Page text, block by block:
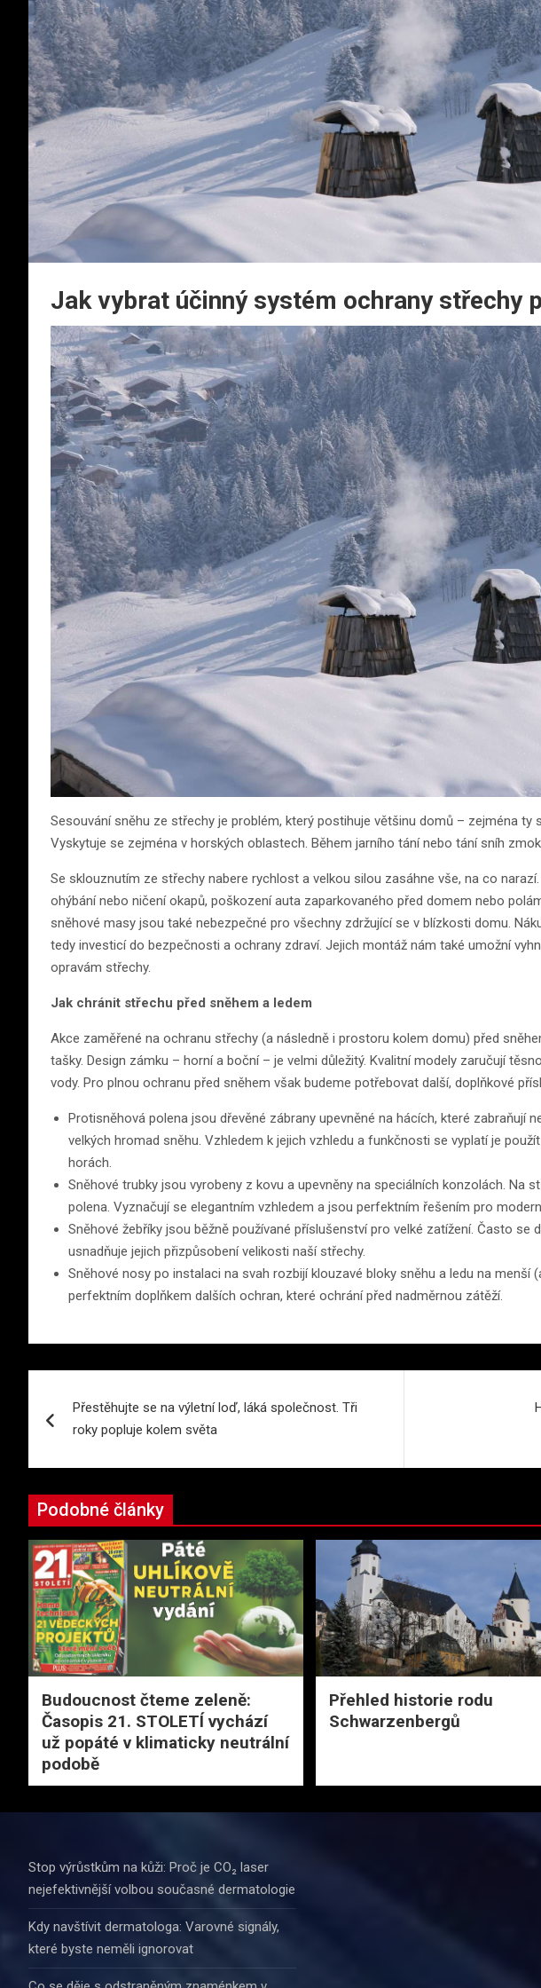
Jak vybrat účinný systém ochrany střechy
Sesouvání sněhu ze střechy je problém, který postihuje většinu domů – zejména ty
Vyskytuje se zejména v horských oblastech. Během jarního tání nebo tání sníh
Se sklouznutím ze střechy nabere rychlost a velkou silou zasáhne vše, na co
ohýbání nebo ničení okapů, poškození auta zaparkovaného před domem nebo
sněhové masy jsou také nebezpečné pro všechny zdržující se v blízkosti domu.
tedy investicí do bezpečnosti a ochrany zdraví. Jejich montáž nám také umožní
opravám střechy.
Jak chránit střechu před sněhem a ledem
Akce zaměřené na ochranu střechy (a následně i prostoru kolem domu) před
tašky. Design zámku – horní a boční – je velmi důležitý. Kvalitní modely zaručují
vody. Pro plnou ochranu před sněhem však budeme potřebovat další, doplňkové
Protisněhová polena jsou dřevěné zábrany upevněné na hácích, které zabraňují
velkých hromad sněhu. Vzhledem k jejich vzhledu a funkčnosti se vyplatí je
horách.
Sněhové trubky jsou vyrobeny z kovu a upevněny na speciálních konzolách. Na
polena. Vyznačují se elegantním vzhledem a jsou perfektním řešením pro
Sněhové žebříky jsou běžně používané příslušenství pro velké zatížení. Často se
usnadňuje jejich přizpůsobení velikosti naší střechy.
Sněhové nosy po instalaci na svah rozbijí klouzavé bloky sněhu a ledu na menší
perfektním doplňkem dalších ochran, které ochrání před nadměrnou zátěží.
pro
příspěvek
Přestěhujte se na výletní loď, láká společnost. Tři
roky popluje kolem světa
Podobné články
Budoucnost čteme zeleně:
Časopis 21. STOLETÍ vychází
už popáté v klimaticky neutrální
podobě
Přehled historie rodu
Schwarzenbergů
Stop výrůstkům na kůži: Proč je CO₂ laser
nejefektivnější volbou současné dermatologie
Kdy navštívit dermatologa: Varovné signály,
které byste neměli ignorovat